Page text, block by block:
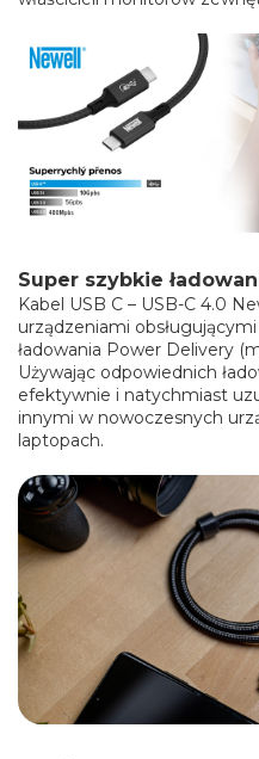
Super szybkie
Kabel USB C – USB-C 4.0
urządzeniami
ładowania Power Delivery
Używając odpowiednich
efektywnie i natychmiast
innymi w nowoczesnych
laptopach.